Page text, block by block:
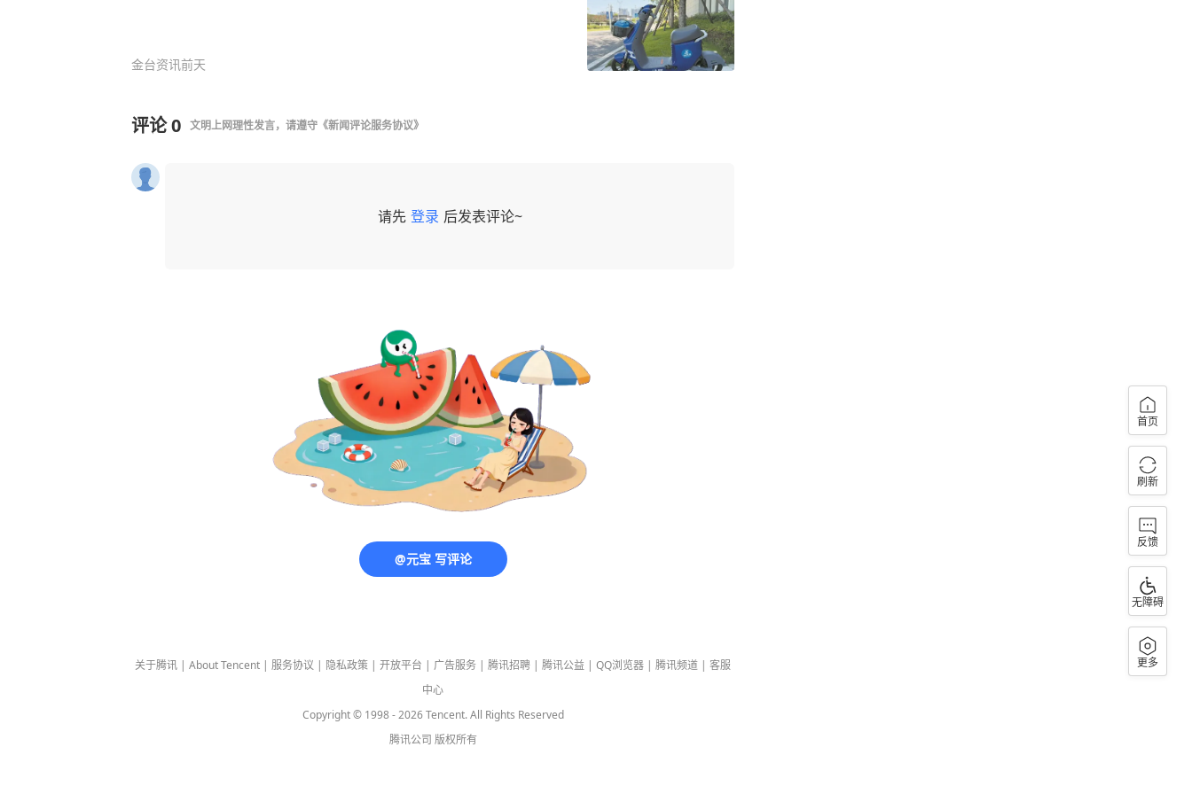
金台资讯前天
评论0 文明上网理性发言，请遵守 《新闻评论服务协议》
请先 登录 后发表评论~
@元宝 写评论
关于腾讯 | About Tencent | 服务协议 | 隐私政策 | 开放平台 | 广告服务 | 腾讯招聘 | 腾讯公益 | QQ浏览器 | 腾讯频道 | 客服
中心
Copyright © 1998 -2026Tencent. All Rights Reserved
腾讯公司 版权所有
首页
刷新
反馈
无障碍
更多